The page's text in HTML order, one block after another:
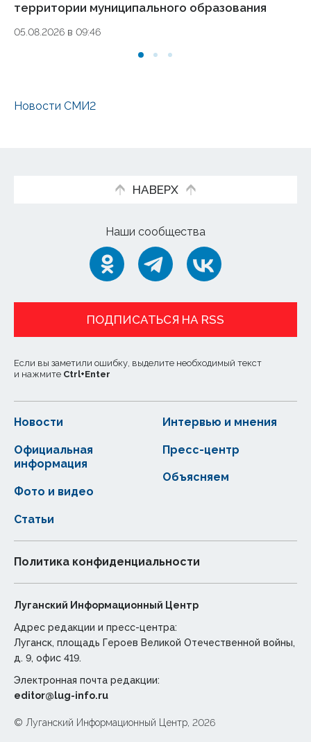
территории муниципального образования
05.08.2026 в 09:46
Новости СМИ2
НАВЕРХ
Наши сообщества
ПОДПИСАТЬСЯ НА RSS
Если вы заметили ошибку, выделите необходимый текст
и нажмите Ctrl+Enter
Новости
Статьи
Официальная
информация
Интервью и мнения
Фото и видео
Пресс-центр
Объясняем
Политика конфиденциальности
Луганский Информационный Центр
Адрес редакции и пресс-центра:
Луганск, площадь Героев Великой Отечественной войны,
д. 9, офис 419.
Электронная почта редакции:
editor@lug-info.ru
© Луганский Информационный Центр, 2026